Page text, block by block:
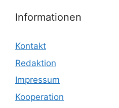
Informationen
Kontakt
Redaktion
Impressum
Kooperation